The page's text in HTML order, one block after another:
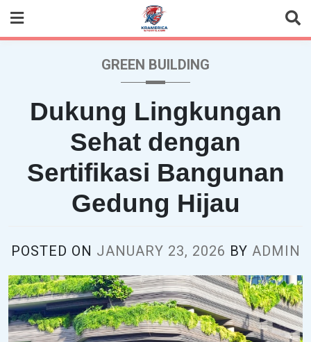
content
GREEN BUILDING
Dukung Lingkungan
Sehat dengan
Sertifikasi Bangunan
Gedung Hijau
POSTED ON JANUARY 23, 2026 BY ADMIN